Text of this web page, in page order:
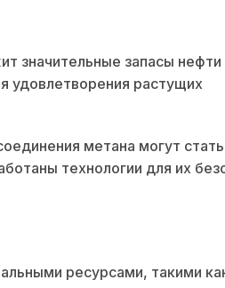
значительные запасы нефти
удовлетворения растущих
метана могут
технологии для их
ресурсами, такими